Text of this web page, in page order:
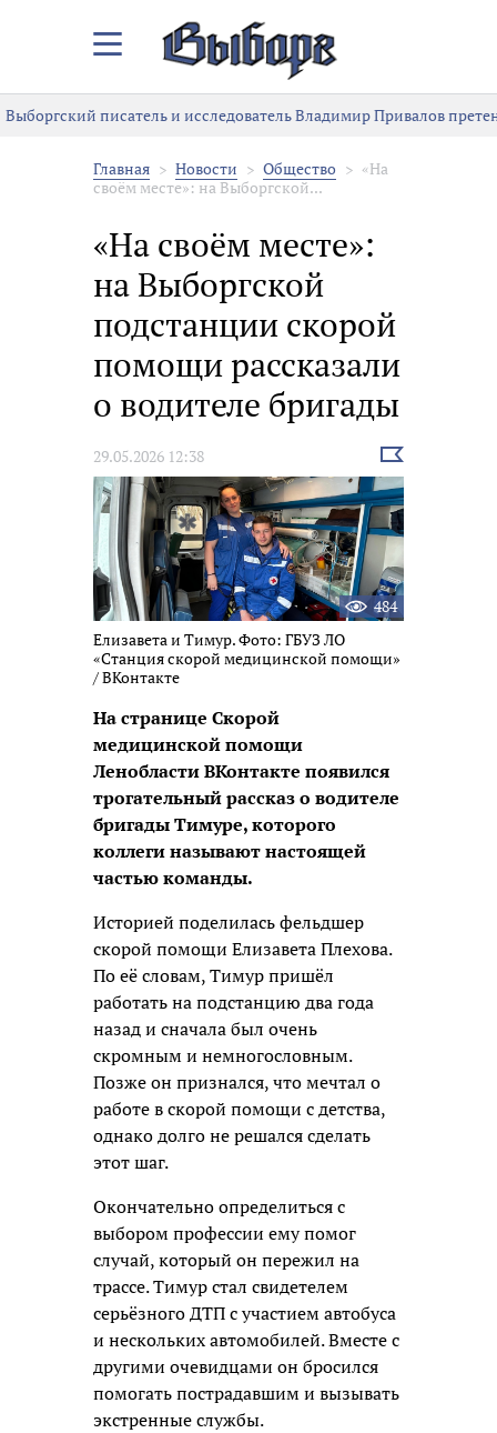
Закрыть/
меню
Выборгский писатель и исследователь Владимир Привалов
Главная Новости Общество
«На
своём месте»: на Выборгской...
«На своём месте»:
на Выборгской
подстанции скорой
помощи рассказали
о водителе бригады
29.05.2026 12:38
Выбрать
новость
484
Елизавета и Тимур. Фото: ГБУЗ ЛО
«Станция скорой медицинской помощи»
/ ВКонтакте
На странице Скорой
медицинской помощи
Ленобласти ВКонтакте появился
трогательный рассказ о водителе
бригады Тимуре, которого
коллеги называют настоящей
частью команды.
Историей поделилась фельдшер
скорой помощи Елизавета Плехова.
По её словам, Тимур пришёл
работать на подстанцию два года
назад и сначала был очень
скромным и немногословным.
Позже он признался, что мечтал о
работе в скорой помощи с детства,
однако долго не решался сделать
этот шаг.
Окончательно определиться с
выбором профессии ему помог
случай, который он пережил на
трассе. Тимур стал свидетелем
серьёзного ДТП с участием автобуса
и нескольких автомобилей. Вместе с
другими очевидцами он бросился
помогать пострадавшим и вызывать
экстренные службы.